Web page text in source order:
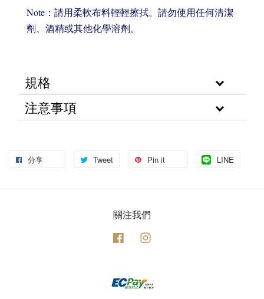
Note： 請用柔軟布料輕輕擦拭。請勿使用任何清潔
劑、酒精或其他化學溶劑。
規格
注意事項
分享 Tweet Pin it LINE
關注我們
Facebook